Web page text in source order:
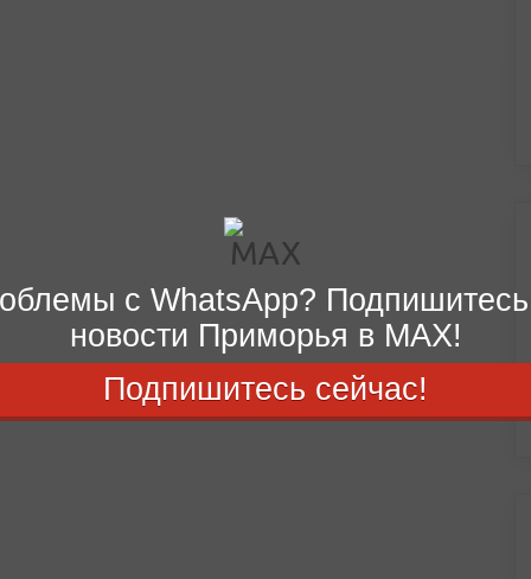
с WhatsApp?
новости Приморья в MAX!
Подпишитесь сейчас!